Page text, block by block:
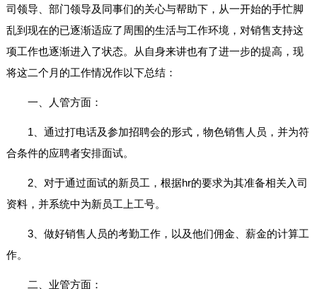
司领导、部门领导及同事们的关心与帮助下，从一开始的手忙脚
乱到现在的已逐渐适应了周围的生活与工作环境，对销售支持这
项工作也逐渐进入了状态。从自身来讲也有了进一步的提高，现
将这二个月的工作情况作以下总结：
一、人管方面：
1、通过打电话及参加招聘会的形式，物色销售人员，并为符
合条件的应聘者安排面试。
2、对于通过面试的新员工，根据hr的要求为其准备相关入司
资料，并系统中为新员工上工号。
3、做好销售人员的考勤工作，以及他们佣金、薪金的计算工
作。
二、业管方面：